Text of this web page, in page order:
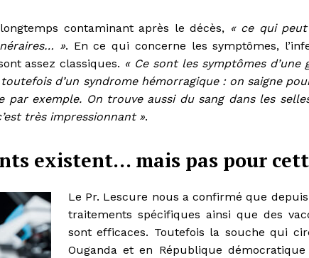
contaminant après le décès, « ce qui
». En ce qui concerne les symptômes,
assez classiques. « Ce sont les symptômes
d’un syndrome hémorragique : on saigne
par exemple. On trouve aussi du sang dans les
très impressionnant ».
existent… mais pas pour
Le Pr. Lescure nous a confirmé que
traitements spécifiques ainsi que des
sont efficaces. Toutefois la souche qui
Ouganda et en République